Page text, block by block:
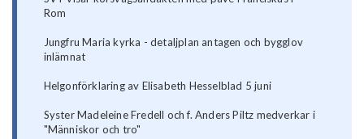
Rom
Jungfru Maria kyrka - detaljplan antagen och bygglov
inlämnat
Helgonförklaring av Elisabeth Hesselblad 5 juni
Syster Madeleine Fredell och f. Anders Piltz medverkar i
"Människor och tro"